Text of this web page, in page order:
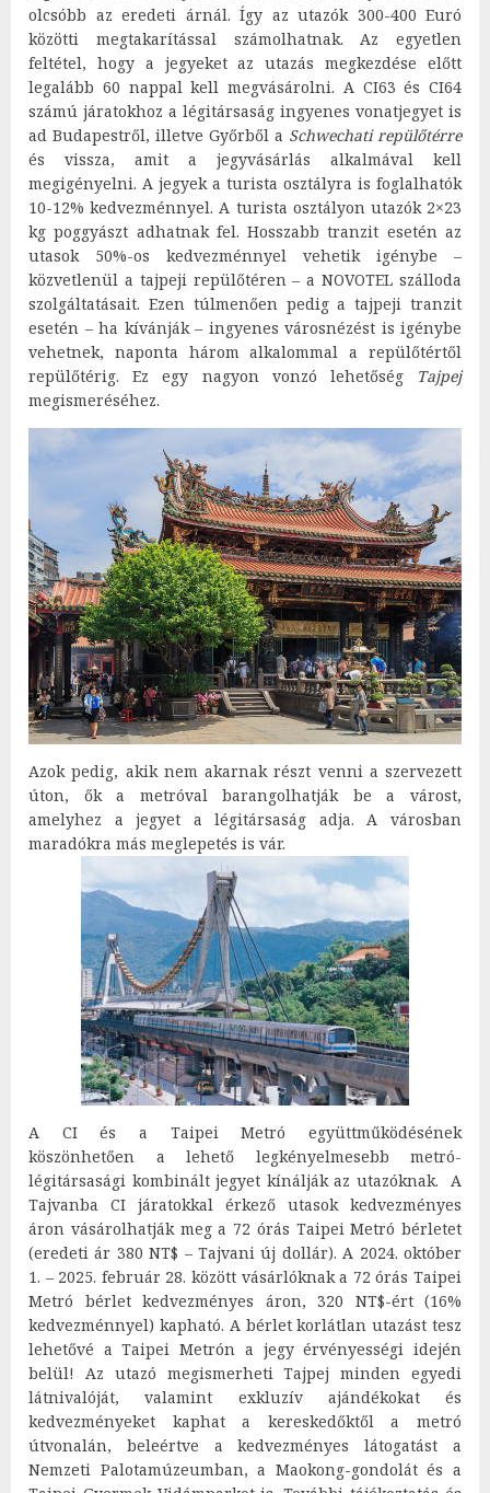
olcsóbb az eredeti árnál. Így az utazók 300-400 Euró
közötti megtakarítással számolhatnak. Az egyetlen
feltétel, hogy a jegyeket az utazás megkezdése előtt
legalább 60 nappal kell megvásárolni. A CI63 és CI64
számú járatokhoz a légitársaság ingyenes vonatjegyet is
ad Budapestről, illetve Győrből a Schwechati repülőtérre
és vissza, amit a jegyvásárlás alkalmával kell
megigényelni. A jegyek a turista osztályra is foglalhatók
10-12% kedvezménnyel. A turista osztályon utazók 2×23
kg poggyászt adhatnak fel. Hosszabb tranzit esetén az
utasok 50%-os kedvezménnyel vehetik igénybe –
közvetlenül a tajpeji repülőtéren – a NOVOTEL szálloda
szolgáltatásait. Ezen túlmenően pedig a tajpeji tranzit
esetén – ha kívánják – ingyenes városnézést is igénybe
vehetnek, naponta három alkalommal a repülőtértől
repülőtérig. Ez egy nagyon vonzó lehetőség
Tajpej
megismeréséhez.
Azok pedig, akik nem akarnak részt venni a szervezett
úton, ők a metróval barangolhatják be a várost,
amelyhez a jegyet a légitársaság adja. A városban
maradókra más meglepetés is vár.
A CI és a Taipei Metró együttműködésének
köszönhetően a lehető legkényelmesebb metró-
légitársasági kombinált jegyet kínálják az utazóknak. A
Tajvanba CI járatokkal érkező utasok kedvezményes
áron vásárolhatják meg a 72 órás Taipei Metró bérletet
(eredeti ár 380 NT$ – Tajvani új dollár). A 2024. október
1. – 2025. február 28. között vásárlóknak a 72 órás Taipei
Metró bérlet kedvezményes áron, 320 NT$-ért (16%
kedvezménnyel) kapható. A bérlet korlátlan utazást tesz
lehetővé a Taipei Metrón a jegy érvényességi idején
belül! Az utazó megismerheti Tajpej minden egyedi
látnivalóját, valamint exkluzív ajándékokat és
kedvezményeket kaphat a kereskedőktől a metró
útvonalán, beleértve a kedvezményes látogatást a
Nemzeti Palotamúzeumban, a Maokong-gondolát és a